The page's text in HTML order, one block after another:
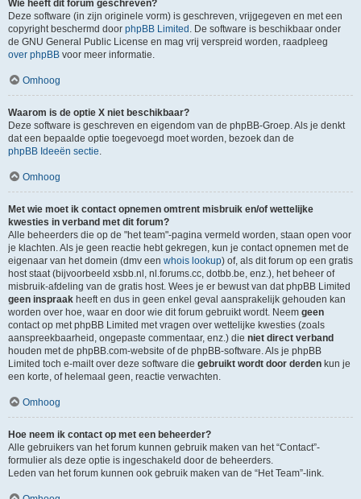
Wie heeft dit forum geschreven?
Deze software (in zijn originele vorm) is geschreven, vrijgegeven en met een
copyright beschermd door phpBB Limited . De software is beschikbaar onder
de GNU General Public License en mag vrij verspreid worden, raadpleeg
over phpBB voor meer informatie.
Omhoog
Waarom is de optie X niet beschikbaar?
Deze software is geschreven en eigendom van de phpBB-Groep. Als je denkt
dat een bepaalde optie toegevoegd moet worden, bezoek dan de
phpBB Ideeën sectie.
Omhoog
Met wie moet ik contact opnemen omtrent misbruik en/of wettelijke
kwesties in verband met dit forum?
Alle beheerders die op de "het team"-pagina vermeld worden, staan open voor
je klachten. Als je geen reactie hebt gekregen, kun je contact opnemen met de
eigenaar van het domein (dmv een whois lookup) of, als dit forum op een gratis
host staat (bijvoorbeeld xsbb.nl, nl.forums.cc, dotbb.be, enz.), het beheer of
misbruik-afdeling van de gratis host. Wees je er bewust van dat phpBB Limited
geen inspraak heeft en dus in geen enkel geval aansprakelijk gehouden kan
worden over hoe, waar en door wie dit forum gebruikt wordt. Neem geen
contact op met phpBB Limited met vragen over wettelijke kwesties (zoals
aanspreekbaarheid, ongepaste commentaar, enz.) die niet direct verband
houden met de phpBB.com-website of de phpBB-software. Als je phpBB
Limited toch e-mailt over deze software die gebruikt wordt door derden kun je
een korte, of helemaal geen, reactie verwachten.
Omhoog
Hoe neem ik contact op met een beheerder?
Alle gebruikers van het forum kunnen gebruik maken van het “Contact”-
formulier als deze optie is ingeschakeld door de beheerders.
Leden van het forum kunnen ook gebruik maken van de “Het Team”-link.